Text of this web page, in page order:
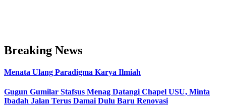
Breaking News
Menata Ulang Paradigma Karya Ilmiah
Gugun Gumilar Stafsus Menag Datangi Chapel USU, Minta
Ibadah Jalan Terus Damai Dulu Baru Renovasi